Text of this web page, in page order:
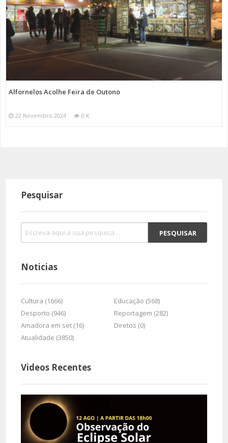
Alfornelos Acolhe Feira de Outono
22 Novembro 2024 0 K
Pesquisar
Noticias
Cultura (1666)
Educação (568)
Desporto (946)
Reportagem (282)
Amadora em set (16)
Diretos (0)
Atualidade (3850)
Videos Recentes